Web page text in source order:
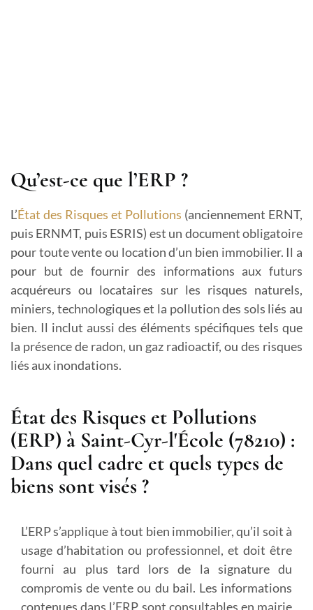
Qu’est-ce que l’ERP ?
L’État des Risques et Pollutions (anciennement ERNT,
puis ERNMT, puis ESRIS) est un document obligatoire
pour toute vente ou location d’un bien immobilier. Il a
pour but de fournir des informations aux futurs
acquéreurs ou locataires sur les risques naturels,
miniers, technologiques et la pollution des sols liés au
bien. Il inclut aussi des éléments spécifiques tels que
la présence de radon, un gaz radioactif, ou des risques
liés aux inondations.
État des Risques et Pollutions
(ERP) à Saint-Cyr-l'École (78210) :
Dans quel cadre et quels types de
biens sont visés ?
L’ERP s’applique à tout bien immobilier, qu’il soit à
usage d’habitation ou professionnel, et doit être
fourni au plus tard lors de la signature du
compromis de vente ou du bail. Les informations
contenues dans l’ERP sont consultables en mairie